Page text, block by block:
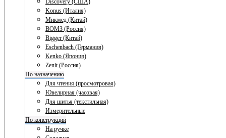
Discovery (США)
Konus (Италия)
Микмед (Китай)
ВОМЗ (Россия)
Bigger (Китай)
Eschenbach (Германия)
Kenko (Япония)
Zenit (Россия)
По назначению
Для чтения (просмотровая)
Ювелирная (часовая)
Для шитья (текстильная)
Измерительные
По конструкции
На ручке